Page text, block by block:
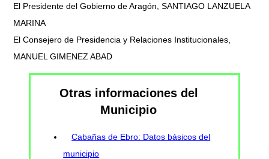
El Presidente del Gobierno de Aragón, SANTIAGO LANZUELA
MARINA
El Consejero de Presidencia y Relaciones Institucionales,
MANUEL GIMENEZ ABAD
Otras informaciones del
Municipio
Cabañas de Ebro: Datos básicos del
municipio